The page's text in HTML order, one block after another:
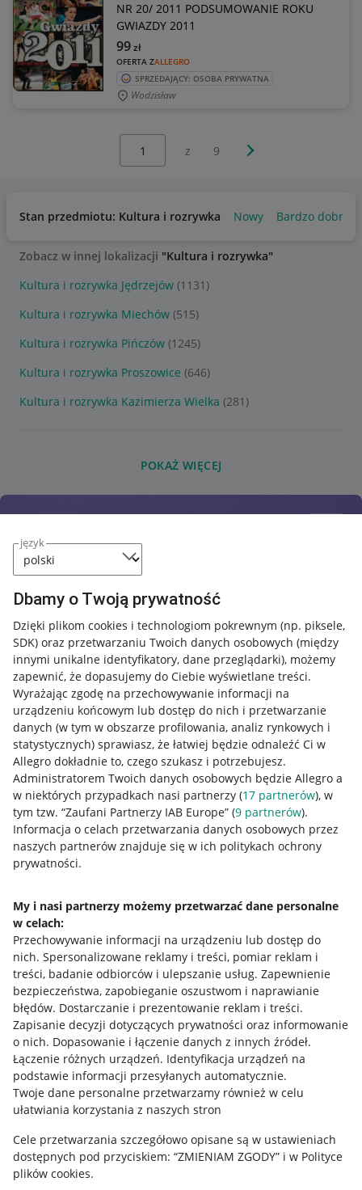
język
Dbamy o Twoją prywatność
Dzięki plikom cookies i technologiom pokrewnym (np. piksele,
SDK) oraz przetwarzaniu Twoich danych osobowych (między
innymi unikalne identyfikatory, dane przeglądarki), możemy
zapewnić, że dopasujemy do Ciebie wyświetlane treści.
Wyrażając zgodę na przechowywanie informacji na
urządzeniu końcowym lub dostęp do nich i przetwarzanie
danych (w tym w obszarze profilowania, analiz rynkowych i
statystycznych) sprawiasz, że łatwiej będzie odnaleźć Ci w
Allegro dokładnie to, czego szukasz i potrzebujesz.
Administratorem Twoich danych osobowych będzie Allegro a
w niektórych przypadkach nasi partnerzy (17 partnerów), w
tym tzw. “Zaufani Partnerzy IAB Europe” (9 partnerów).
Informacja o celach przetwarzania danych osobowych przez
naszych partnerów znajduje się w ich politykach ochrony
prywatności.
My i nasi partnerzy możemy przetwarzać dane personalne
w celach:
Przechowywanie informacji na urządzeniu lub dostęp do
nich. Spersonalizowane reklamy i treści, pomiar reklam i
treści, badanie odbiorców i ulepszanie usług. Zapewnienie
bezpieczeństwa, zapobieganie oszustwom i naprawianie
błędów. Dostarczanie i prezentowanie reklam i treści.
Zapisanie decyzji dotyczących prywatności oraz informowanie
o nich. Dopasowanie i łączenie danych z innych źródeł.
Łączenie różnych urządzeń. Identyfikacja urządzeń na
podstawie informacji przesyłanych automatycznie.
Twoje dane personalne przetwarzamy również w celu
ułatwiania korzystania z naszych stron
Cele przetwarzania szczegółowo opisane są w ustawieniach
dostępnych pod przyciskiem: “ZMIENIAM ZGODY” i w Polityce
plików cookies.
NR 20/ 2011 PODSUMOWANIE ROKU
GWIAZDY 2011
OFERTA ZALLEGRO
99zł
SPRZEDAJĄCY: OSOBA PRYWATNA
Wodzisław
z 9 Następna strona
Stan przedmiotu: Kultura i rozrywka Nowy Bardzo dobry
Zobacz w innej lokalizacji "Kultura i rozrywka"
Kultura i rozrywka Jędrzejów (1131)
Kultura i rozrywka Miechów (515)
Kultura i rozrywka Pińczów (1245)
Kultura i rozrywka Proszowice (646)
Kultura i rozrywka Kazimierza Wielka (281)
POKAŻ WIĘCEJ
Przydatne informacje
Jak to działa
Allegro Gadane dla sprzedających
Allegro Gadane dla kupujących
Mapa miejscowości
Informacje prawne
Regulamin
Polityka plików "cookies"
Ustawienia plików "cookies"
Udostępnianie lokalizacji
Informacje dla Aktu o Usługach Cyfrowych